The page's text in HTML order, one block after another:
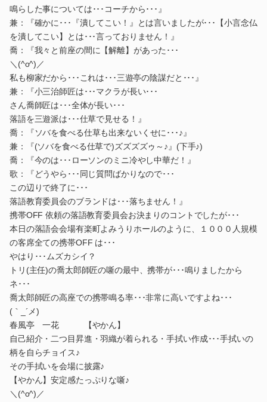
鳴らした事については･･･コーチから･･･』
兼：『確かに･･･『潰してこい！』とは言いましたが･･･【小言念仏
を潰してこい】とは･･･言っておりません！』
喬：『我々と前座の間に【解離】があった･･･
＼(^o^)／
私も柳家だから･･･これは･･･三遊亭の陰謀だと･･･』
兼：『小三治師匠は･･･マクラが長い･･･
さん喬師匠は･･･全体が長い･･･
落語を三遊派は･･･仕草で見せる！』
喬：『ソバを食べる仕草も出来ないくせに･･･♪』
兼：『(ソバを食べる仕草で)ズズズズゥ～♪』(下手♪)
喬：『今のは･･･ローソンのミニ冷やし中華だ！』
歌：『どうやら･･･同じ質問ばかりなので･･･
この辺りで終了に･･･
落語教育委員会のブランドは･･･落ちません！』
携帯OFF 依頼の落語教育委員会お決まりのコントでしたが･･･
本日の落語会会場有楽町よみうりホールのように、１０００人規模
の客席全ての携帯OFF は･･･
やはり･･･ムズカシイ？
トリ(主任)の喬太郎師匠の噺の最中、携帯が･･･鳴りましたから
ネ･･･
喬太郎師匠の高座での携帯鳴る率･･･非常に高いですよね･･･
(｀_´メ)
春風亭 一花 【やかん】
自己紹介・二つ目昇進・羽織が着られる・手拭い作成･･･手拭いの
柄を自らチョイス♪
その手拭いを会場に披露♪
【やかん】安定感たっぷりな噺♪
＼(^o^)／